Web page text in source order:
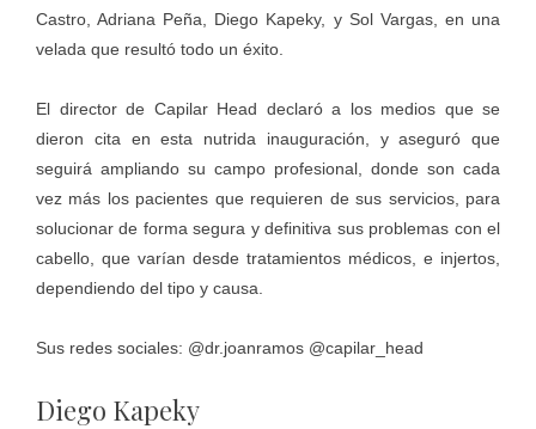
Castro, Adriana Peña, Diego Kapeky, y Sol Vargas, en una
velada que resultó todo un éxito.
El director de Capilar Head declaró a los medios que se
dieron cita en esta nutrida inauguración, y aseguró que
seguirá ampliando su campo profesional, donde son cada
vez más los pacientes que requieren de sus servicios, para
solucionar de forma segura y definitiva sus problemas con el
cabello, que varían desde tratamientos médicos, e injertos,
dependiendo del tipo y causa.
Sus redes sociales: @dr.joanramos @capilar_head
Diego Kapeky